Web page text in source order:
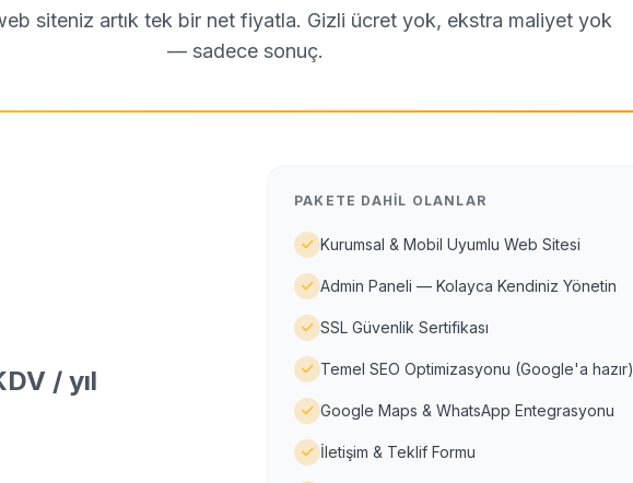
siteniz artık tek bir net fiyatla. Gizli ücret yok, ekstra maliyet yok
— sadece sonuç.
/ yıl
PAKETE DAHIL OLANLAR
Kurumsal & Mobil Uyumlu Web Sitesi
Admin Paneli — Kolayca Kendiniz Yönetin
SSL Güvenlik Sertifikası
Temel SEO Optimizasyonu (Google'a hazır)
Google Maps & WhatsApp Entegrasyonu
İletişim & Teklif Formu